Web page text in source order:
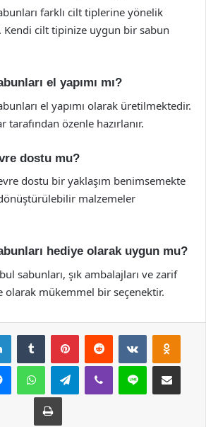
farklı cilt tiplerine yönelik
Kendi cilt tipinize uygun bir sabun
el yapımı mı?
el yapımı olarak üretilmektedir.
özenle hazırlanır.
dostu mu?
dostu bir yaklaşım benimsemekte
malzemeler
hediye olarak uygun mu?
sabunları, şık ambalajları ve zarif
olarak mükemmel bir seçenektir.
LinkedInTumblr PinterestReddit VKontakte
MessengerWhatsAppTelegramViber Line E-Posta ile
Yazdır